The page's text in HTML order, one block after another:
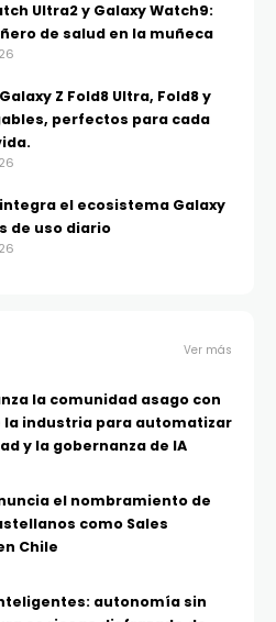
Ultra2 y Galaxy Watch9:
de salud en la muñeca
Z Fold8 Ultra, Fold8 y
perfectos para cada
el ecosistema Galaxy
de uso diario
Ver más
la comunidad asago con
la industria para automatizar
y la gobernanza de IA
el nombramiento de
como Sales
Chile
autonomía sin